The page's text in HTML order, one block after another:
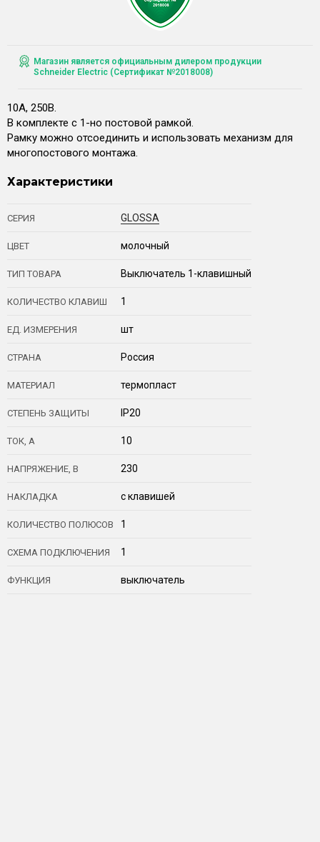
Магазин является официальным дилером продукции
Schneider Electric (Сертификат №2018008)
10А, 250В.
В комплекте с 1-но постовой рамкой.
Рамку можно отсоединить и использовать механизм для
многопостового монтажа.
Характеристики
СЕРИЯ GLOSSA
ЦВЕТ молочный
ТИП ТОВАРА Выключатель 1-клавишный
КОЛИЧЕСТВО КЛАВИШ 1
ЕД. ИЗМЕРЕНИЯ шт
СТРАНА Россия
МАТЕРИАЛ термопласт
СТЕПЕНЬ ЗАЩИТЫ IP20
ТОК, А 10
НАПРЯЖЕНИЕ, В 230
НАКЛАДКА с клавишей
КОЛИЧЕСТВО ПОЛЮСОВ 1
СХЕМА ПОДКЛЮЧЕНИЯ 1
ФУНКЦИЯ выключатель